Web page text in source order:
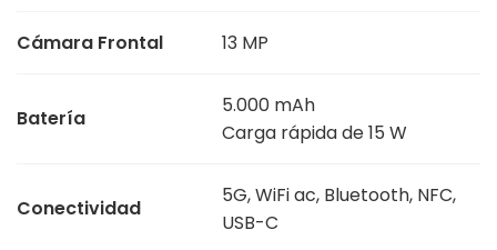
Cámara Frontal 13 MP
Batería
5.000 mAh
Carga rápida de 15 W
Conectividad
5G, WiFi ac, Bluetooth, NFC,
USB-C